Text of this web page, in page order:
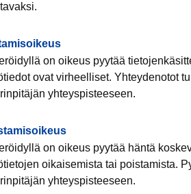
on oikeus pyytää
ovat virheelliset. Yhteydenotot
yhteyspisteeseen.
on oikeus pyytää häntä
oikaisemista tai poistamista.
yhteyspisteeseen.